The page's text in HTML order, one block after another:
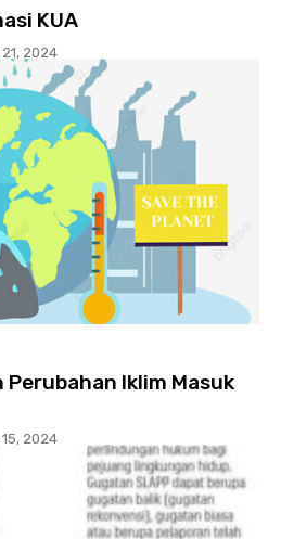
KUA
2024
Iklim Masuk
2024